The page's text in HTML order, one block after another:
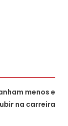
menos e
na carreira